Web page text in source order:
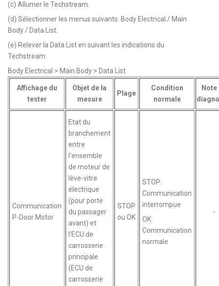
(c) Allumer le Techstream.
(d) Sélectionner les menus suivants: Body Electrical / Main
Body / Data List.
(e) Relever la Data List en suivant les indications du
Techstream.
Body Electrical > Main Body > Data List
Affichage du
tester
Objet de la
mesure
Plage
Condition
normale
Note
Communication
P-Door Motor
Etat du
branchement
entre
l'ensemble
de moteur de
lève-vitre
électrique
(pour porte
du passager
avant) et
l'ECU de
carrosserie
principale
(ECU de
carrosserie
STOP
ou OK
STOP:
Communication
interrompue
OK:
Communication
normale
-